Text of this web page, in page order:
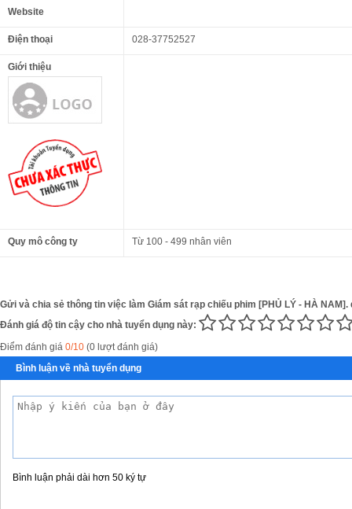
Website
Điện thoại 028-37752527
Giới thiệu
Quy mô công ty Từ 100 - 499 nhân viên
Gửi và chia sẻ thông tin việc làm Giám sát rạp chiếu phim [PHỦ LÝ - HÀ NAM].
Đánh giá độ tin cậy cho nhà tuyển dụng này:
Điểm đánh giá 0/10 (0 lượt đánh giá)
Bình luận về nhà tuyển dụng
Bình luận phải dài hơn 50 ký tự